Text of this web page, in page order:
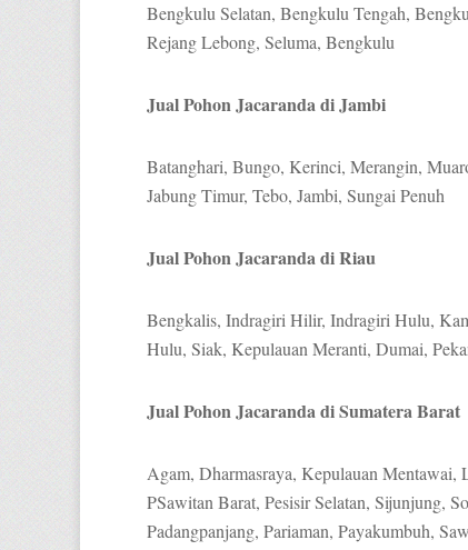
Bengkulu Selatan, Bengkulu Tengah,
Rejang Lebong, Seluma, Bengkulu
Jual Pohon Jacaranda di Jambi
Batanghari, Bungo, Kerinci, Merangin,
Jabung Timur, Tebo, Jambi, Sungai Penuh
Jual Pohon Jacaranda di Riau
Bengkalis, Indragiri Hilir, Indragiri Hulu,
Hulu, Siak, Kepulauan Meranti, Dumai,
Jual Pohon Jacaranda di Sumatera Barat
Agam, Dharmasraya, Kepulauan Mentawai,
PSawitan Barat, Pesisir Selatan, Sijunjung,
Padangpanjang, Pariaman, Payakumbuh,